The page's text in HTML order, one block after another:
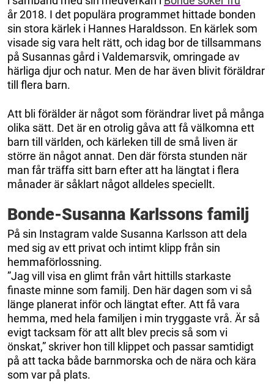
år 2018. I det populära programmet hittade bonden
sin stora kärlek i Hannes Haraldsson. En kärlek som
visade sig vara helt rätt, och idag bor de tillsammans
på Susannas gård i Valdemarsvik, omringade av
härliga djur och natur. Men de har även blivit föräldrar
till flera barn.
Att bli förälder är något som förändrar livet på många
olika sätt. Det är en otrolig gåva att få välkomna ett
barn till världen, och kärleken till de små liven är
större än något annat. Den där första stunden när
man får träffa sitt barn efter att ha längtat i flera
månader är såklart något alldeles speciellt.
Bonde-Susanna Karlssons familj
På sin Instagram valde Susanna Karlsson att dela
med sig av ett privat och intimt klipp från sin
hemmaförlossning.
”Jag vill visa en glimt från vårt hittills starkaste
finaste minne som familj. Den här dagen som vi så
länge planerat inför och längtat efter. Att få vara
hemma, med hela familjen i min tryggaste vrå. Är så
evigt tacksam för att allt blev precis så som vi
önskat,” skriver hon till klippet och passar samtidigt
på att tacka både barnmorska och de nära och kära
som var på plats.